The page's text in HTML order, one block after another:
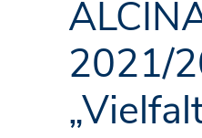
2021/